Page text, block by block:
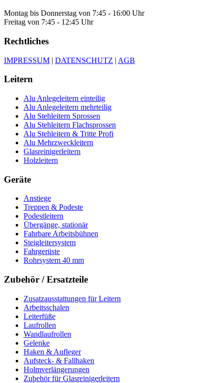
Montag bis Donnerstag von 7:45 - 16:00 Uhr
Freitag von 7:45 - 12:45 Uhr
Rechtliches
IMPRESSUM | DATENSCHUTZ | AGB
Leitern
Alu Anlegeleitern einteilig
Alu Anlegeleitern mehrteilig
Alu Stehleitern Sprossen
Alu Stehleitern Flachsprossen
Alu Stehleitern & Tritte Profi
Alu Mehrzweckleitern
Glasreinigerleitern
Holzleitern
Geräte
Anstiege
Treppen & Podeste
Podestleitern
Übergänge, stationär
Fahrbare Arbeitsbühnen
Steigleitersystem
Fahrgerüste
Rohrsystem 40 mm
Zubehör / Ersatzteile
Zusatzausstattungen für Leitern
Arbeitsschalen
Leiterfüße
Laufrollen
Wandlaufrollen
Gelenke
Haken & Aufleger
Aufsteck- & Fallhaken
Holmverlängerungen
Zubehör für Glasreinigerleitern